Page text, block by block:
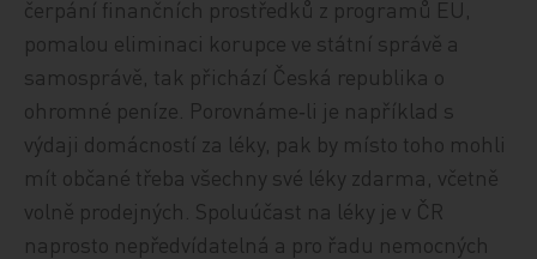
čerpání finančních prostředků z programů EU,
pomalou eliminaci korupce ve státní správě a
samosprávě, tak přichází Česká republika o
ohromné peníze. Porovnáme‑li je například s
výdaji domácností za léky, pak by místo toho mohli
mít občané třeba všechny své léky zdarma, včetně
volně prodejných. Spoluúčast na léky je v ČR
naprosto nepředvídatelná a pro řadu nemocných